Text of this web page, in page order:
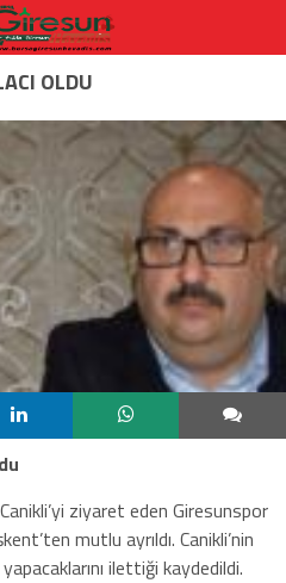
OLDU
ziyaret eden Giresunspor
mutlu ayrıldı. Canikli’nin
ilettiği kaydedildi.